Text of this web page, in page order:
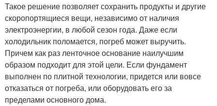
Такое решение позволяет сохранить продукты и другие
скоропортящиеся вещи, независимо от наличия
электроэнергии, в любой сезон года. Даже если
холодильник поломается, погреб может выручить.
Причем как раз ленточное основание наилучшим
образом подходит для этой цели. Если фундамент
выполнен по плитной технологии, придется или вовсе
отказаться от погреба, или оборудовать его за
пределами основного дома.